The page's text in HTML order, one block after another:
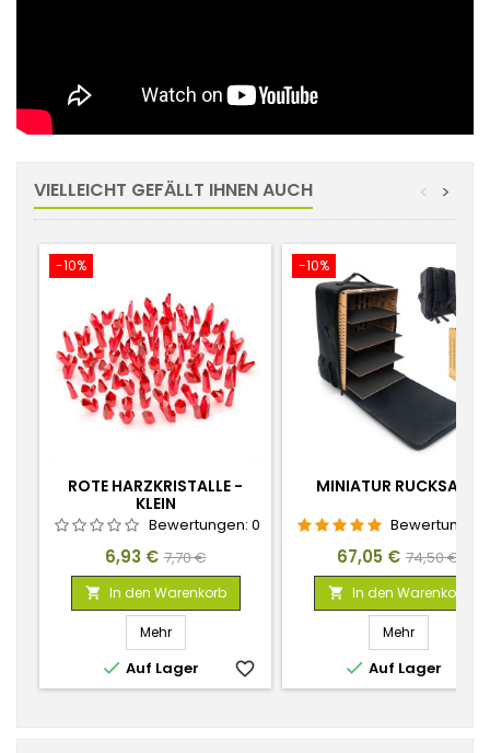
VIELLEICHT GEFÄLLT IHNEN AUCH >
<
-10%
ROTE HARZKRISTALLE -
KLEIN
Bewertungen: 0
Preis
6,93 € Verkaufspreis
7,70 €
 In den Warenkorb
Mehr
 Auf Lager favorite_border
-10%
MINIATUR RUCKSACK
Preis
67,05 € 74,50 €
 In den Warenkorb
Mehr
 Auf Lager